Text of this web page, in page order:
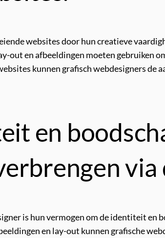
websites door hun creatieve
out en afbeeldingen moeten gebruiken
kunnen grafisch webdesigners de
en
via
is hun vermogen om de identiteit en
en lay-out kunnen grafische